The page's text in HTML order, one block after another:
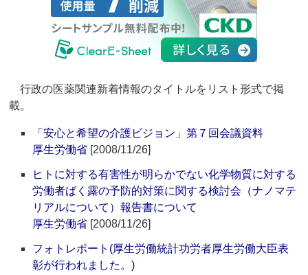
行政の医薬関連新着情報のタイトルをリスト形式で掲
載。
「安心と希望の介護ビジョン」第７回会議資料
厚生労働省 [2008/11/26]
ヒトに対する有害性が明らかでない化学物質に対する
労働者ばく露の予防的対策に関する検討会（ナノマテ
リアルについて）報告書について
厚生労働省 [2008/11/26]
フォトレポート(厚生労働統計功労者厚生労働大臣表
彰が行われました。)